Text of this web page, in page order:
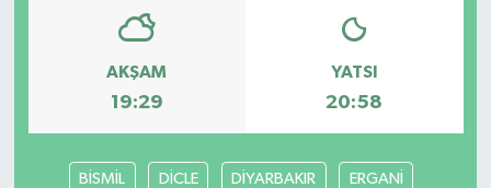
AKŞAM
19:29
YATSI
20:58
BİSMİL DİCLE DİYARBAKIR ERGANİ